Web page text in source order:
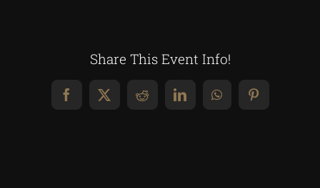
Share This Event Info!
Facebook
X RedditLinkedInWhatsAppPinterest